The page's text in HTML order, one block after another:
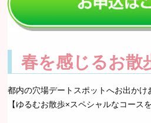
春を感じるお散
都内の穴場デートスポットへお出かけ
【ゆるむお散歩×スペシャルなコース